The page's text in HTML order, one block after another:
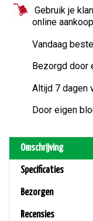
Gebruik je
online aankoop
Vandaag
Bezorgd door
Altijd 7 dagen
Door eigen
Omschrijving
Specificaties
Bezorgen
Recensies